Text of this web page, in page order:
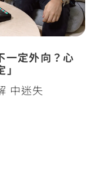
一定外向？心
中迷失